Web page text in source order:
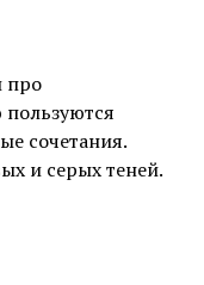
про
сочетания.
и серых теней.